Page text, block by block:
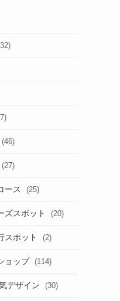
(46)
(27)
ース (25)
ズスポット (20)
スポット (2)
ョップ (114)
デザイン (30)